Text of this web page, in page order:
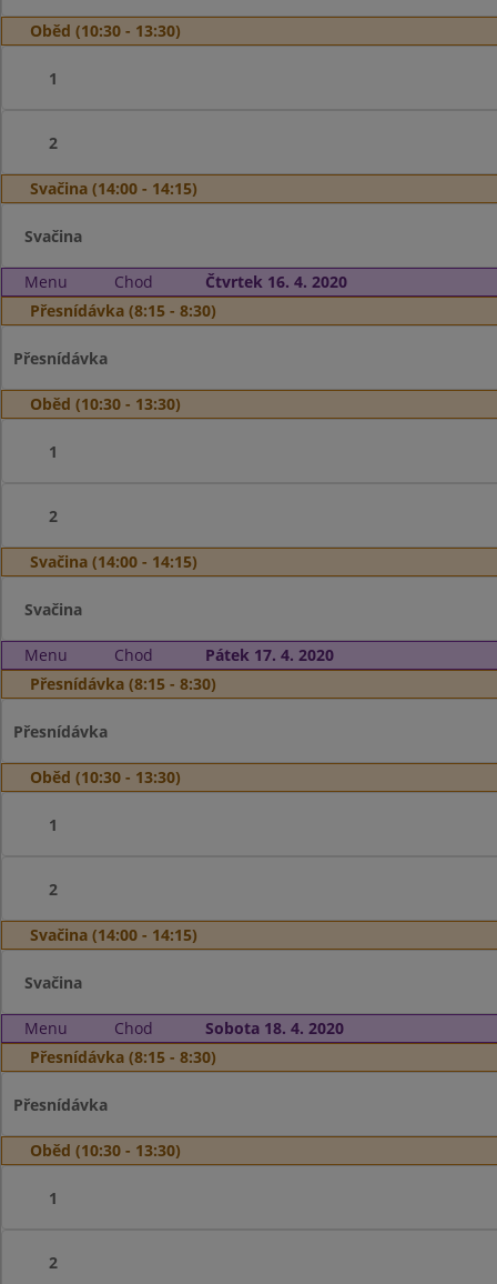
Oběd (10:30 - 13:30)
1
2
Svačina (14:00 - 14:15)
Svačina
Menu Chod
Čtvrtek 16. 4. 2020
Přesnídávka (8:15 - 8:30)
Přesnídávka
Oběd (10:30 - 13:30)
1
2
Svačina (14:00 - 14:15)
Svačina
Menu Chod
Pátek 17. 4. 2020
Přesnídávka (8:15 - 8:30)
Přesnídávka
Oběd (10:30 - 13:30)
1
2
Svačina (14:00 - 14:15)
Svačina
Menu Chod
Sobota 18. 4. 2020
Přesnídávka (8:15 - 8:30)
Přesnídávka
Oběd (10:30 - 13:30)
1
2